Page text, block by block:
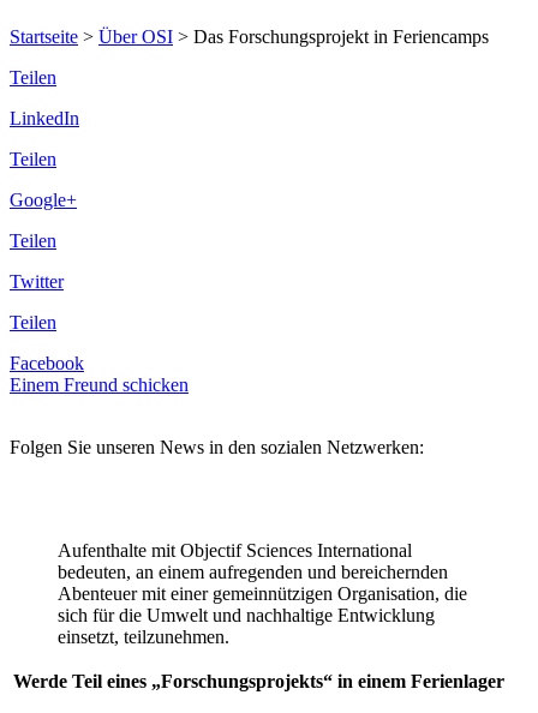
Startseite > Über OSI > Das Forschungsprojekt in Feriencamps
Teilen
LinkedIn
Teilen
Google+
Teilen
Twitter
Teilen
Facebook
Einem Freund schicken
Folgen Sie unseren News in den sozialen Netzwerken:
Aufenthalte mit Objectif Sciences International
bedeuten, an einem aufregenden und bereichernden
Abenteuer mit einer gemeinnützigen Organisation, die
sich für die Umwelt und nachhaltige Entwicklung
einsetzt, teilzunehmen.
Werde Teil eines „Forschungsprojekts“ in einem Ferienlager